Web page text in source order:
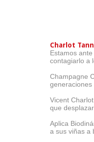
Charlot
Estamos
contagiarlo a
Champagne
generaciones
Vicent
que
Aplica
a sus viñas a